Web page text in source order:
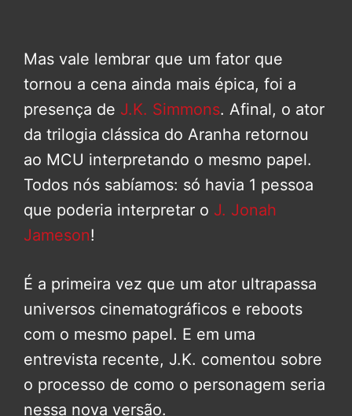
Mas vale lembrar que um fator que
tornou a cena ainda mais épica, foi a
presença de J.K. Simmons. Afinal, o ator
da trilogia clássica do Aranha retornou
ao MCU interpretando o mesmo papel.
Todos nós sabíamos: só havia 1 pessoa
que poderia interpretar o J. Jonah
Jameson!
É a primeira vez que um ator ultrapassa
universos cinematográficos e reboots
com o mesmo papel. E em uma
entrevista recente, J.K. comentou sobre
o processo de como o personagem seria
nessa nova versão.